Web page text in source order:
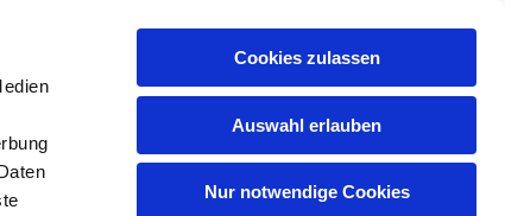
Cookies zulassen
Auswahl erlauben
Nur notwendige Cookies
ÜBER UNS FAQ